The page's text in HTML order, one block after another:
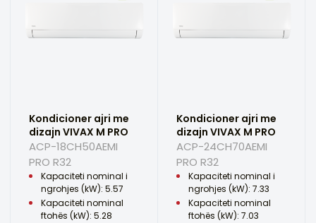
Kondicioner ajri me
dizajn VIVAX M PRO
ACP-18CH50AEMI
PRO R32
Kapaciteti nominal i
ngrohjes (kW): 5.57
Kapaciteti nominal
ftohës (kW): 5.28
Kondicioner ajri me
dizajn VIVAX M PRO
ACP-24CH70AEMI
PRO R32
Kapaciteti nominal i
ngrohjes (kW): 7.33
Kapaciteti nominal
ftohës (kW): 7.03